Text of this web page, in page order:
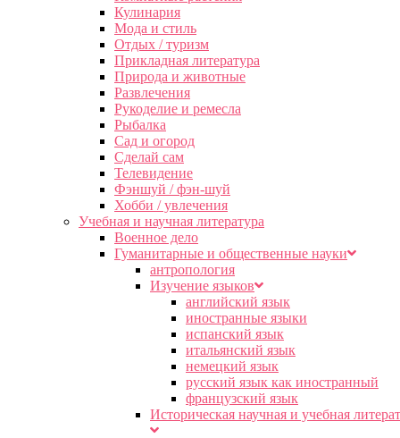
Кулинария
Мода и стиль
Отдых / туризм
Прикладная литература
Природа и животные
Развлечения
Рукоделие и ремесла
Рыбалка
Сад и огород
Сделай сам
Телевидение
Фэншуй / фэн-шуй
Хобби / увлечения
Учебная и научная литература
Военное дело
Гуманитарные и общественные науки
антропология
Изучение языков
английский язык
иностранные языки
испанский язык
итальянский язык
немецкий язык
русский язык как иностранный
французский язык
Историческая научная и учебная